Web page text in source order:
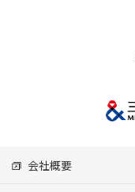
会社概要